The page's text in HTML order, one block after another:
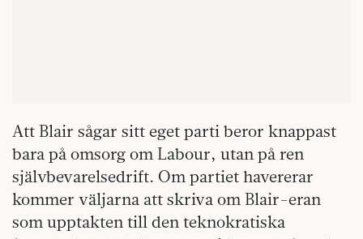
Att Blair sågar sitt eget parti beror knappast
bara på omsorg om Labour, utan på ren
självbevarelsedrift. Om partiet havererar
kommer väljarna att skriva om Blair-eran
som upptakten till den teknokratiska